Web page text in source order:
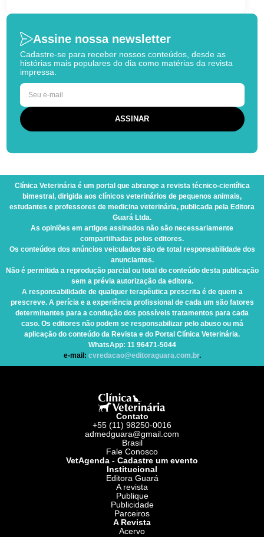
Assine nossa newsletter
Cadastre-se para receber nossos conteúdos, desde as
histórias mais populares do dia como matérias da revista
impressa.
Clínica Veterinária é um portal que abrange a revista técnico-científica
bimestral, dirigida aos clínicos veterinários de pequenos animais,
estudantes e professores de medicina veterinária, publicada pela Editora
Guará Ltda.
As opiniões em artigos assinados não são necessariamente
compartilhadas pelos editores.
Os conteúdos dos anúncios veiculados são de total responsabilidade dos
anunciantes.
Não é permitida a reprodução parcial ou total do conteúdo desta publicação
sem a prévia autorização da editora.
A responsabilidade de qualquer terapêutica prescrita é de quem a
prescreve. A perícia e a experiência profissional de cada um são fatores
determinantes para a condução dos possíveis tratamentos para cada
caso. Os editores não podem se responsabilizar pelo abuso ou má
aplicação do conteúdo da Revista e do Portal Clínica Veterinária.
WhatsApp: 11 96471-5044
e-mail: cvredacao@editoraguara.com.br.
Contato
+55 (11) 98250-0016
admedguara@gmail.com
Brasil
Fale Conosco
VetAgenda - Cadastre um evento
Institucional
Editora Guará
A revista
Publique
Publicidade
Parceiros
A Revista
Acervo